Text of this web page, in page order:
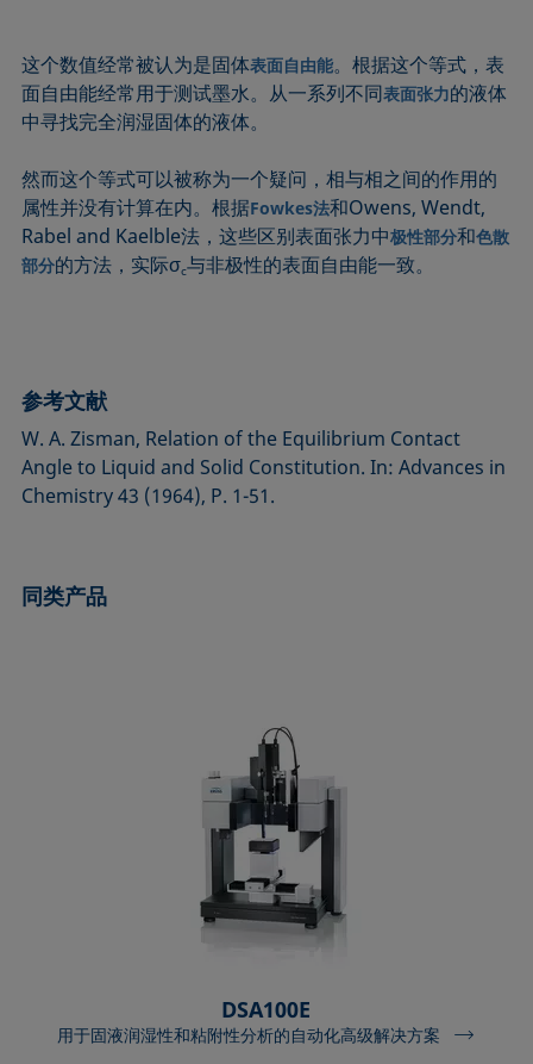
这个数值经常被认为是固体表面自由能。根据这个等式，表
面自由能经常用于测试墨水。从一系列不同表面张力的液体
中寻找完全润湿固体的液体。
然而这个等式可以被称为一个疑问，相与相之间的作用的
属性并没有计算在内。根据Fowkes法和Owens, Wendt,
Rabel and Kaelble法，这些区别表面张力中极性部分和色散
部分的方法，实际σc与非极性的表面自由能一致。
参考文献
W. A. Zisman, Relation of the Equilibrium Contact
Angle to Liquid and Solid Consti­tution. In: Advances in
Chemistry 43 (1964), P. 1-51.
同类产品
DSA100E
用于固液润湿性和粘附性分析的自动化高级解决方案